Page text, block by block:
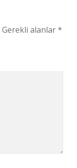
Gerekli alanlar*